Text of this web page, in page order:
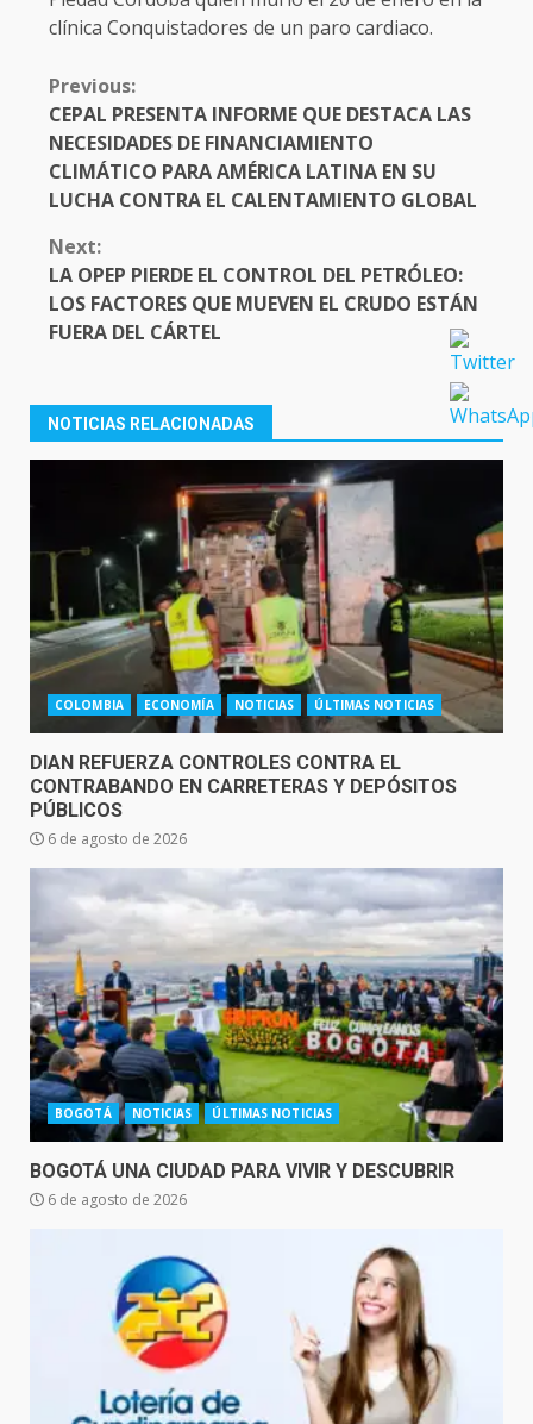
clínica Conquistadores de un paro cardiaco.
CONTINUE
READING
Previous:
CEPAL PRESENTA INFORME QUE DESTACA LAS
NECESIDADES DE FINANCIAMIENTO
CLIMÁTICO PARA AMÉRICA LATINA EN SU
LUCHA CONTRA EL CALENTAMIENTO GLOBAL
Next:
LA OPEP PIERDE EL CONTROL DEL PETRÓLEO:
LOS FACTORES QUE MUEVEN EL CRUDO ESTÁN
FUERA DEL CÁRTEL
NOTICIAS RELACIONADAS
COLOMBIA ECONOMÍA NOTICIAS ÚLTIMAS NOTICIAS
DIAN REFUERZA CONTROLES CONTRA EL
CONTRABANDO EN CARRETERAS Y DEPÓSITOS
PÚBLICOS
6 de agosto de 2026
BOGOTÁ NOTICIAS ÚLTIMAS NOTICIAS
BOGOTÁ UNA CIUDAD PARA VIVIR Y DESCUBRIR
6 de agosto de 2026